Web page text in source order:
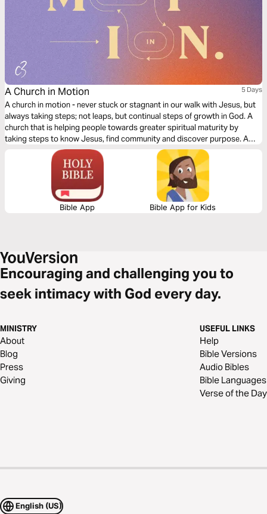
A Church in Motion 5 Days
A church in motion - never stuck or stagnant in our walk with Jesus, but
always taking steps; not leaps, but continual steps of growth in God. A
church that is helping people towards greater spiritual maturity by
taking steps to know Jesus, find community and discover purpose. A
study from the book of Colossians.
Bible App Bible App for Kids
Encouraging and challenging you to
seek intimacy with God every day.
MINISTRY
About
Blog
Press
Giving
USEFUL LINKS
Help
Bible Versions
Audio Bibles
Bible Languages
Verse of the Day
English (US)